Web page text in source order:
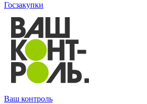
Госзакупки
Ваш контроль